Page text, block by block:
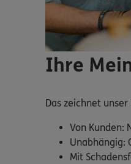
Ihre
Das zeichnet
Von Kunden:
Unabhängig:
Mit